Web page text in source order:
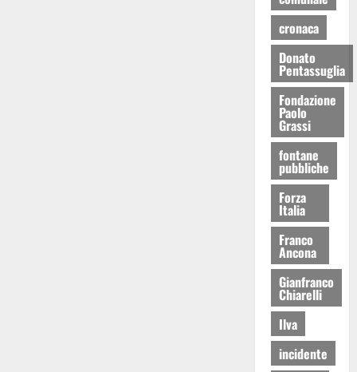
cronaca
Donato
Pentassuglia
Fondazione
Paolo
Grassi
fontane
pubbliche
Forza
Italia
Franco
Ancona
Gianfranco
Chiarelli
Ilva
incidente